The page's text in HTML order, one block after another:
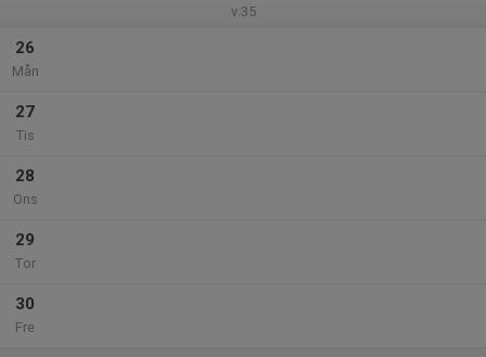
v.35
26
Mån
27
Tis
28
Ons
29
Tor
30
Fre